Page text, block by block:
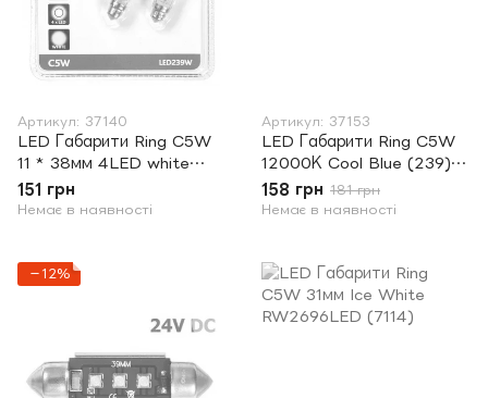
Артикул: 37140
LED Габарити Ring C5W
11 * 38мм 4LED white
LED239W (9622)
151 грн
Немає в наявності
Артикул: 37153
LED Габарити Ring C5W
12000К Cool Blue (239)
RW23912LED (2492)
158 грн 181 грн
Немає в наявності
−12%